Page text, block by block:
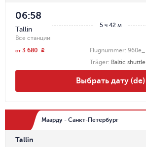
5 ч 42 м
06:58
Tallin
Все станции
Flugnummer: 960e_
Träger: Baltic shuttle
от 3 680 r
Выбрать дату (de)
Маарду - Санкт-Петербург
Tallin